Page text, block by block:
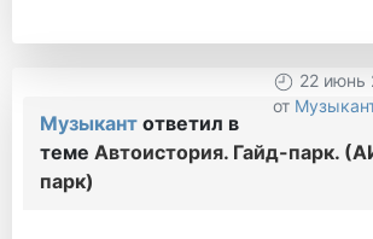
22 июнь
от
Музыкант ответил в
теме Автоистория. Гайд-парк.
парк)